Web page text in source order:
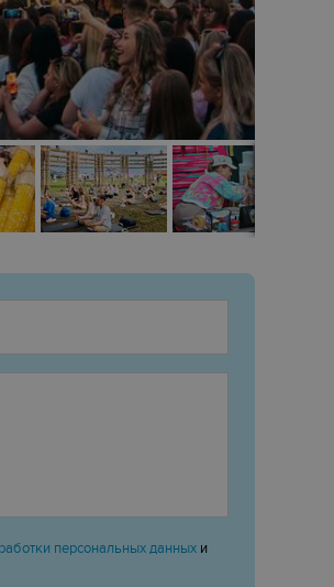
персональных данных и